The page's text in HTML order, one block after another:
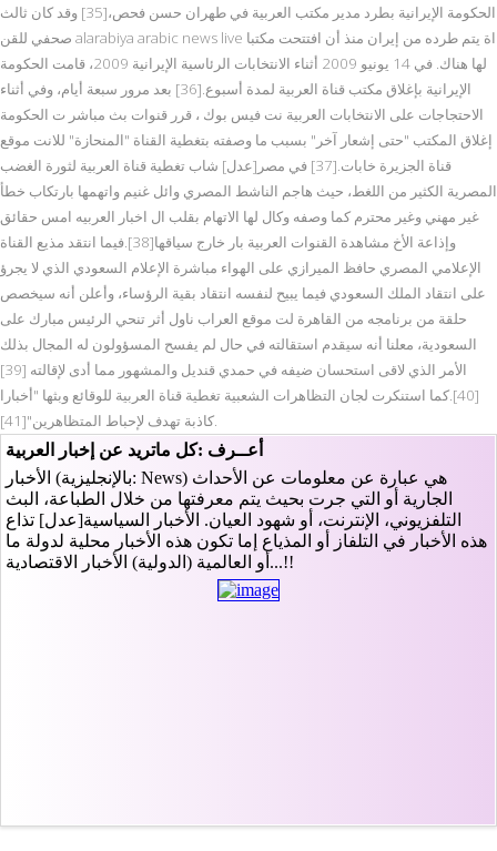
الحكومة الإيرانية بطرد مدير مكتب العربية في طهران حسن فحص،[35] وقد كان ثالث
صحفي للقن alarabiya arabic news live اة يتم طرده من إيران منذ أن افتتحت مكتبا
لها هناك. في 14 يونيو 2009 أثناء الانتخابات الرئاسية الإيرانية 2009، قامت الحكومة
الإيرانية بإغلاق مكتب قناة العربية لمدة أسبوع.[36] بعد مرور سبعة أيام، وفي أثناء
الاحتجاجات على الانتخابات العربية نت فيس بوك ، قرر قنوات بث مباشر ت الحكومة
إغلاق المكتب "حتى إشعار آخر" بسبب ما وصفته بتغطية القناة "المنحازة" للانت موقع
قناة الجزيرة خابات.[37] في مصر[عدل] شاب تغطية قناة العربية لثورة الغضب
المصرية الكثير من اللغط، حيث هاجم الناشط المصري وائل غنيم واتهمها بارتكاب خطأ
غير مهني وغير محترم كما وصفه وكال لها الاتهام بقلب ال اخبار العربيه امس حقائق
وإذاعة الأخ مشاهدة القنوات العربية بار خارج سياقها[38].فيما انتقد مذيع القناة
الإعلامي المصري حافظ الميرازي على الهواء مباشرة الإعلام السعودي الذي لا يجرؤ
على انتقاد الملك السعودي فيما يبيح لنفسه انتقاد بقية الرؤساء، وأعلن أنه سيخصص
حلقة من برنامجه من القاهرة لت موقع العراب ناول أثر تنحي الرئيس مبارك على
السعودية، معلنا أنه سيقدم استقالته في حال لم يفسح المسؤولون له المجال بذلك
الأمر الذي لاقى استحسان ضيفه في حمدي قنديل والمشهور مما أدى لإقالته [39]
[40].كما استنكرت لجان التظاهرات الشعبية تغطية قناة العربية للوقائع وبثها "أخبارا
كاذبة تهدف لإحباط المتظاهرين"[41].